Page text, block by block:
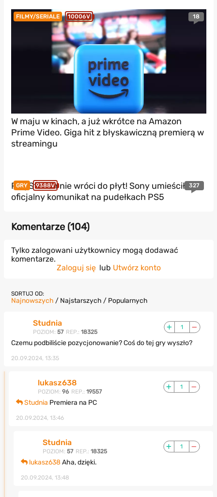
FILMY/SERIALE 10006V 18
W maju w kinach, a już wkrótce na Amazon
Prime Video. Giga hit z błyskawiczną premierą w
streamingu
GRY 9388V 327
PlayStation nie wróci do płyt! Sony umieściło
oficjalny komunikat na pudełkach PS5
Komentarze (104)
Tylko zalogowani użytkownicy mogą dodawać
komentarze.
Zaloguj się lub Utwórz konto
SORTUJ OD:
Najnowszych / Najstarszych / Popularnych
Studnia
POZIOM: 57 REP.: 18325
1
Czemu podbiliście pozycjonowanie? Coś do tej gry wyszło?
20.09.2024, 13:35
lukasz638
POZIOM: 96 REP.: 19557
1
Studnia Premiera na PC
20.09.2024, 13:46
Studnia
POZIOM: 57 REP.: 18325
1
lukasz638 Aha, dzięki.
20.09.2024, 13:48